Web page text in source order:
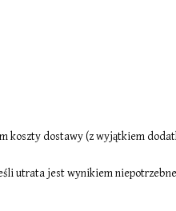
koszty dostawy (z wyjątkiem
utrata jest wynikiem